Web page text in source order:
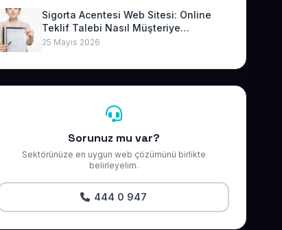
Sigorta Acentesi Web Sitesi: Online
Teklif Talebi Nasıl Müşteriye
Dönüşür?
25 Mayıs 2026
Sorunuz mu var?
Sektörünüze en uygun web çözümünü birlikte
belirleyelim.
444 0 947